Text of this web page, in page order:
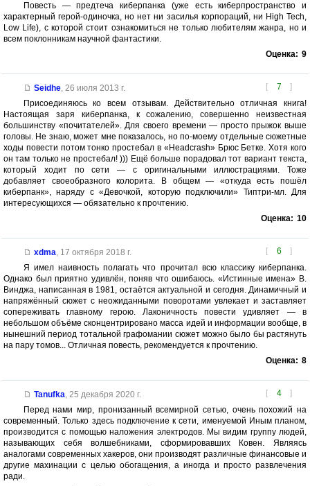
Повесть — предтеча киберпанка (уже есть киберпространство и
характерный герой-одиночка, но нет ни засилья корпораций, ни High Tech,
Low Life), с которой стоит ознакомиться не только любителям жанра, но и
всем поклонникам научной фантастики.
Оценка: 9
[ 7 ]
Seidhe, 26 июля 2013 г.
Присоединяюсь ко всем отзывам. Действительно отличная книга!
Настоящая заря киберпанка, к сожалению, совершенно неизвестная
большинству «почитателей». Для своего времени — просто прыжок выше
головы. Не знаю, может мне показалось, но по-моему отдельные сюжетные
ходы повести потом тонко простебал в «Headcrash» Брюс Бетке. Хотя кого
он там только не простебал! ))) Ещё больше порадовал тот вариант текста,
который ходит по сети — с оригинальными иллюстрациями. Тоже
добавляет своеобразного колорита. В общем — «откуда есть пошёл
киберпанк», наряду с «Девочкой, которую подключили» Типтри-мл. Для
интересующихся — обязательно к прочтению.
Оценка: 10
[ 6 ]
xdma, 17 октября 2018 г.
Я имел наивность полагать что прочитал всю классику киберпанка.
Однако был приятно удивлён, поняв что ошибаюсь. «Истинные имена» В.
Винджа, написанная в 1981, остаётся актуальной и сегодня. Динамичный и
напряжённый сюжет с неожиданными поворотами увлекает и заставляет
сопереживать главному герою. Лаконичность повести удивляет — в
небольшом объёме сконцентрировано масса идей и информации вообще, в
нынешний период тотальной графомании сюжет можно было бы растянуть
на пару томов... Отличная повесть, рекомендуется к прочтению.
Оценка: 8
[ 4 ]
Tanufka, 25 декабря 2020 г.
Перед нами мир, пронизанный всемирной сетью, очень похожий на
современный. Только здесь подключение к сети, именуемой Иным планом,
производится с помощью наложения электродов. Мы видим группу людей,
называющих себя волшебниками, сформировавших Ковен. Являясь
аналогами современных хакеров, они производят различные финансовые и
другие махинации с целью обогащения, а иногда и просто развлечения
ради.